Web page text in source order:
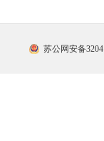
苏公网安备